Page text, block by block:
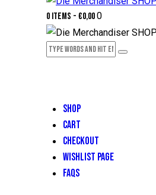
0 items - €0,000
SHOP
CART
CHECKOUT
WISHLIST PAGE
FAQS